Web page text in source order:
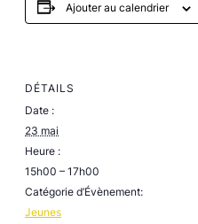
Ajouter au calendrier
DÉTAILS
Date :
23 mai
Heure :
15h00 – 17h00
Catégorie d’Évènement:
Jeunes